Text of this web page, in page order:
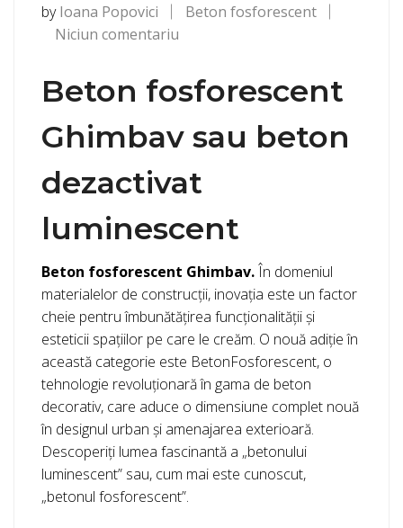
byIoana Popovici
Beton fosforescent
Niciun comentariu
fosforescent
Ghimbav
Beton fosforescent
Ghimbav sau beton
dezactivat
luminescent
Beton fosforescent Ghimbav.În domeniul
materialelor de construcții, inovația este un factor
cheie pentru îmbunătățirea funcționalității și
esteticii spațiilor pe care le creăm. O nouă adiție în
această categorie este BetonFosforescent, o
tehnologie revoluționară în gama de beton
decorativ, care aduce o dimensiune complet nouă
în designul urban și amenajarea exterioară.
Descoperiți lumea fascinantă a „betonului
luminescent” sau, cum mai este cunoscut,
„betonul fosforescent”.